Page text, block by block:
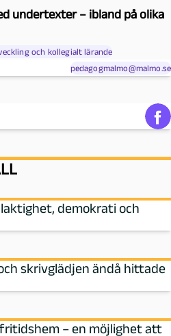
undertexter – ibland på olika
och kollegialt lärande
pedagogmalmo@malmo.se
demokrati och
skrivglädjen ändå hittade
– en möjlighet att